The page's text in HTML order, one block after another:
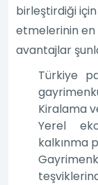
birleştirdiği için
etmelerinin en
avantajlar
Türkiye
Kiralama
Yerel
kalkınma